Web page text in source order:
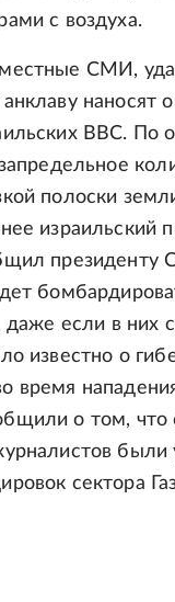
с воздуха.
СМИ,
наносят
ВВС. По
полоски
израильский
президенту
даже если в них
известно о
время
о том, что
были
сектора